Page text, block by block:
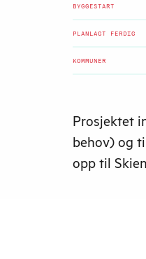
BYGGESTART
PLANLAGT FERDIG
KOMMUNER
Prosjektet
behov) og
opp til